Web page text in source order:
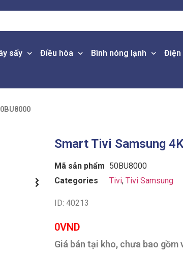
sấy Điều hòa Bình nóng lạnh Điện
Smart Tivi Samsung
Mã sản phẩm 50BU8000
Categories
Tivi, Tivi Samsung
ID: 40213
0VND
Giá bán tại kho, chưa bao gồm